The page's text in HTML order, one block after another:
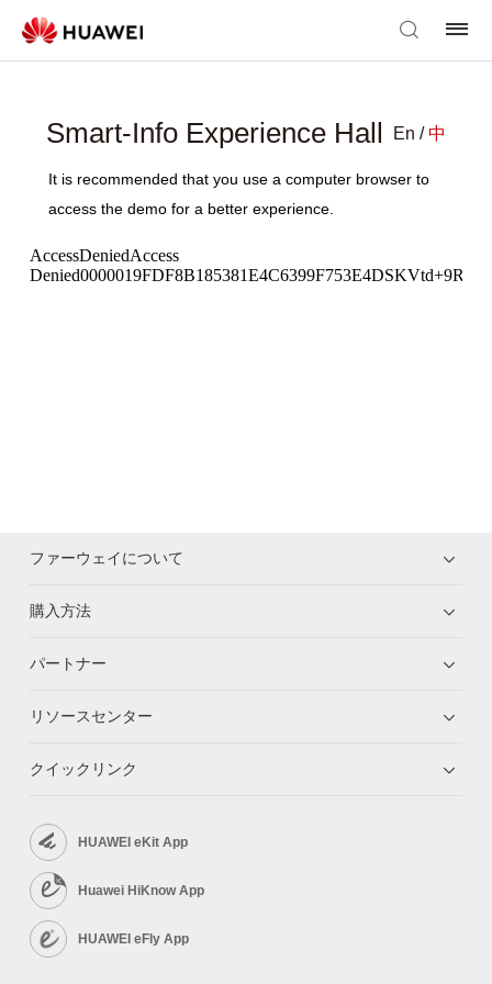
Smart-Info Experience Hall En /中
It is recommended that you use a computer browser to
access the demo for a better experience.
ファーウェイについて
購入方法
パートナー
リソースセンター
クイックリンク
HUAWEI eKit App
Huawei HiKnow App
HUAWEI eFly App